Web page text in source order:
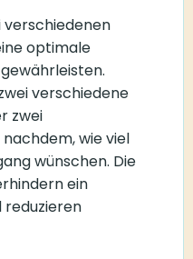
verschiedenen
optimale
verschiedene
zwei
wie viel
wünschen. Die
ein
reduzieren